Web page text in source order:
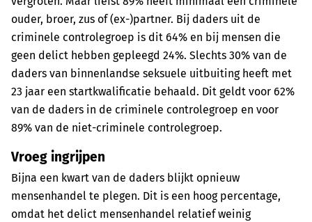
ouder, broer, zus of (ex-)partner. Bij daders uit de
criminele controlegroep is dit 64% en bij mensen die
geen delict hebben gepleegd 24%. Slechts 30% van de
daders van binnenlandse seksuele uitbuiting heeft met
23 jaar een startkwalificatie behaald. Dit geldt voor 62%
van de daders in de criminele controlegroep en voor
89% van de niet-criminele controlegroep.
Vroeg ingrijpen
Bijna een kwart van de daders blijkt opnieuw
mensenhandel te plegen. Dit is een hoog percentage,
omdat het delict mensenhandel relatief weinig